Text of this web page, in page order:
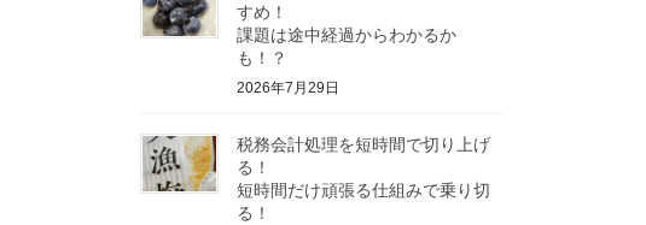
すめ！
課題は途中経過からわかるか
も！？
2026年7月29日
税務会計処理を短時間で切り上げ
る！
短時間だけ頑張る仕組みで乗り切
る！